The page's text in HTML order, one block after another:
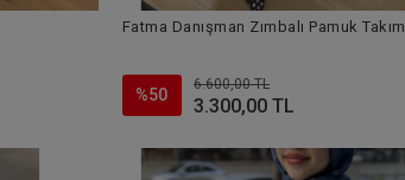
Fatma Danışman Zımbalı Pamuk Takım
%50
6.600,00 TL
3.300,00 TL